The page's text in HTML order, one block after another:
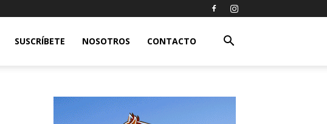
SUSCRÍBETE NOSOTROS CONTACTO